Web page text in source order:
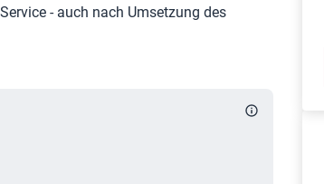
- auch nach Umsetzung des